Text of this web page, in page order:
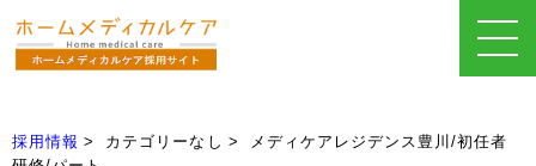
採用情報 カテゴリーなし
メディケアレジデンス豊川/初任者